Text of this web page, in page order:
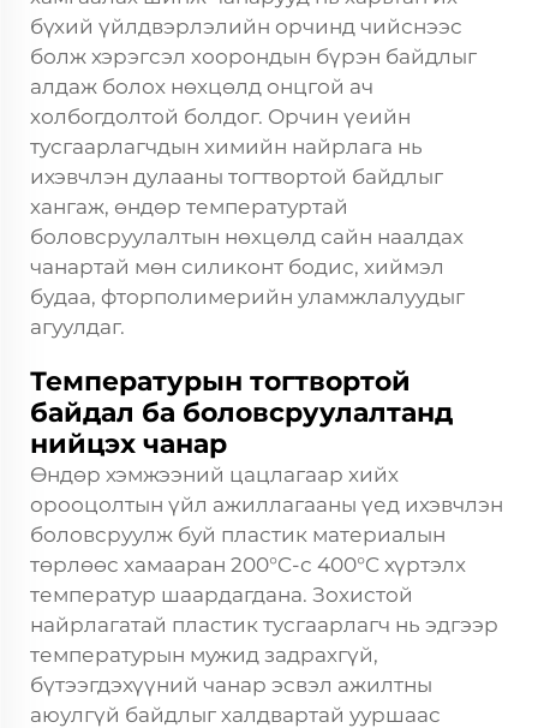
бүхий үйлдвэрлэлийн орчинд чийснээс
болж хэрэгсэл хоорондын бүрэн байдлыг
алдаж болох нөхцөлд онцгой ач
холбогдолтой болдог. Орчин үеийн
тусгаарлагчдын химийн найрлага нь
ихэвчлэн дулааны тогтвортой байдлыг
хангаж, өндөр температуртай
боловсруулалтын нөхцөлд сайн наалдах
чанартай мөн силиконт бодис, хиймэл
будаа, фторполимерийн уламжлалуудыг
агуулдаг.
Температурын тогтвортой
байдал ба боловсруулалтанд
нийцэх чанар
Өндөр хэмжээний цацлагаар хийх
орооцолтын үйл ажиллагааны үед ихэвчлэн
боловсруулж буй пластик материалын
төрлөөс хамааран 200°C-с 400°C хүртэлх
температур шаардагдана. Зохистой
найрлагатай пластик тусгаарлагч нь эдгээр
температурын мужид задрахгүй,
бүтээгдэхүүний чанар эсвэл ажилтны
аюулгүй байдлыг халдвартай ууршаас